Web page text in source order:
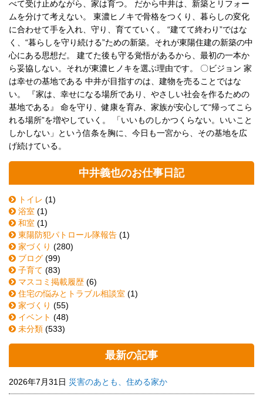
べて受け止めながら、家は育つ。 だから中井は、新築とリフォー
ムを分けて考えない。 東濃ヒノキで骨格をつくり、暮らしの変化
に合わせて手を入れ、守り、育てていく。 “建てて終わり”ではな
く、“暮らしを守り続ける”ための新築。それが東陽住建の新築の中
心にある思想だ。 建てた後も守る覚悟があるから、最初の一本か
ら妥協しない。それが東濃ヒノキを選ぶ理由です。 〇ビジョン 家
は幸せの基地である 中井が目指すのは、建物を売ることではな
い。 『家は、幸せになる場所であり、やさしい社会を作るための
基地である』 命を守り、健康を育み、家族が安心して“帰ってこら
れる場所”を増やしていく。 「いいものしかつくらない。いいこと
しかしない」という信条を胸に、今日も一宮から、その基地を広
げ続けている。
中井義也のお仕事日記
トイレ (1)
浴室 (1)
和室 (1)
東陽防犯パトロール隊報告 (1)
家づくり (280)
ブログ (99)
子育て (83)
マスコミ掲載履歴 (6)
住宅の悩みとトラブル相談室 (1)
家づくり (55)
イベント (48)
未分類 (533)
最新の記事
2026年7月31日 災害のあとも、住める家か